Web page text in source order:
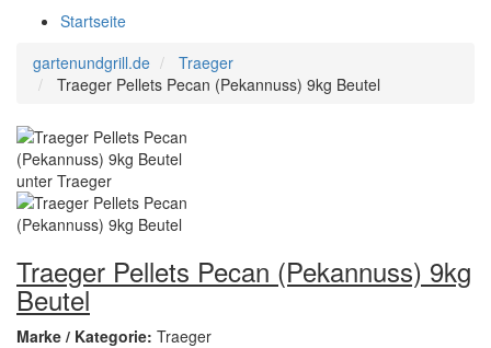
Startseite
gartenundgrill.de
Traeger
Traeger Pellets Pecan (Pekannuss) 9kg Beutel
Traeger Pellets Pecan (Pekannuss) 9kg
Beutel
Marke / Kategorie: Traeger